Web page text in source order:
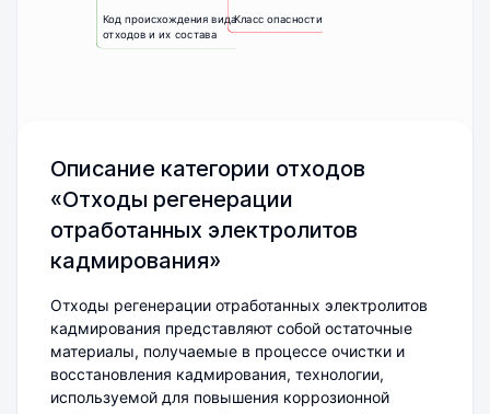
Код происхождения вида
отходов и их состава
Класс опасности
Описание категории отходов
«Отходы регенерации
отработанных электролитов
кадмирования»
Отходы регенерации отработанных электролитов
кадмирования представляют собой остаточные
материалы, получаемые в процессе очистки и
восстановления кадмирования, технологии,
используемой для повышения коррозионной